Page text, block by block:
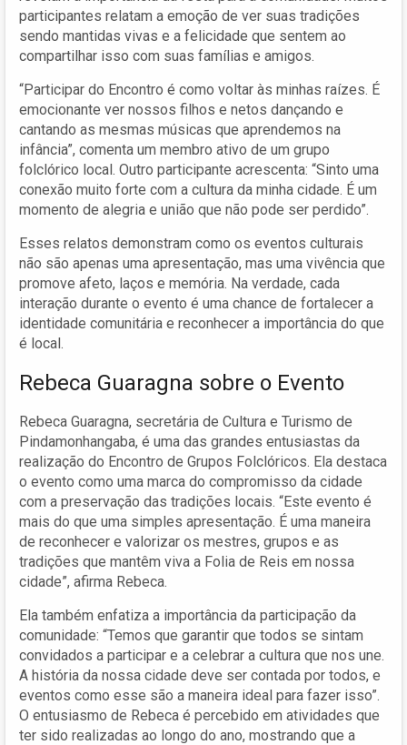
participantes relatam a emoção de ver suas tradições
sendo mantidas vivas e a felicidade que sentem ao
compartilhar isso com suas famílias e amigos.
“Participar do Encontro é como voltar às minhas raízes. É
emocionante ver nossos filhos e netos dançando e
cantando as mesmas músicas que aprendemos na
infância”, comenta um membro ativo de um grupo
folclórico local. Outro participante acrescenta: “Sinto uma
conexão muito forte com a cultura da minha cidade. É um
momento de alegria e união que não pode ser perdido”.
Esses relatos demonstram como os eventos culturais
não são apenas uma apresentação, mas uma vivência que
promove afeto, laços e memória. Na verdade, cada
interação durante o evento é uma chance de fortalecer a
identidade comunitária e reconhecer a importância do que
é local.
Rebeca Guaragna sobre o Evento
Rebeca Guaragna, secretária de Cultura e Turismo de
Pindamonhangaba, é uma das grandes entusiastas da
realização do Encontro de Grupos Folclóricos. Ela destaca
o evento como uma marca do compromisso da cidade
com a preservação das tradições locais. “Este evento é
mais do que uma simples apresentação. É uma maneira
de reconhecer e valorizar os mestres, grupos e as
tradições que mantêm viva a Folia de Reis em nossa
cidade”, afirma Rebeca.
Ela também enfatiza a importância da participação da
comunidade: “Temos que garantir que todos se sintam
convidados a participar e a celebrar a cultura que nos une.
A história da nossa cidade deve ser contada por todos, e
eventos como esse são a maneira ideal para fazer isso”.
O entusiasmo de Rebeca é percebido em atividades que
ter sido realizadas ao longo do ano, mostrando que a